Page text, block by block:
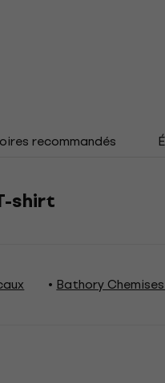
recommandés
shirt
Bathory